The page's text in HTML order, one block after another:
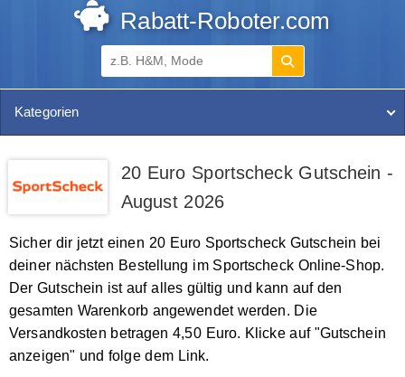
Rabatt-Roboter.com
Kategorien
20 Euro Sportscheck Gutschein -
August 2026
Sicher dir jetzt einen 20 Euro Sportscheck Gutschein bei
deiner nächsten Bestellung im Sportscheck Online-Shop.
Der Gutschein ist auf alles gültig und kann auf den
gesamten Warenkorb angewendet werden. Die
Versandkosten betragen 4,50 Euro. Klicke auf "Gutschein
anzeigen" und folge dem Link.